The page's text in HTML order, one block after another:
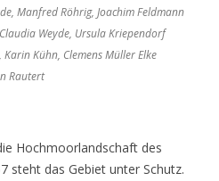
Manfred Röhrig, Joachim Feldmann
Weyde, Ursula Kriependorf
Kühn, Clemens Müller Elke
Rautert
Hochmoorlandschaft des
steht das Gebiet unter Schutz.